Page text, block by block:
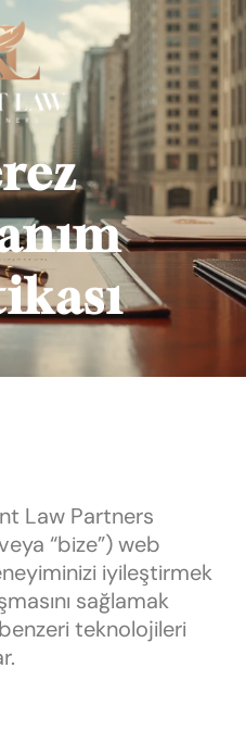
Law Partners
“bize”) web
iyileştirmek
sağlamak
teknolojileri